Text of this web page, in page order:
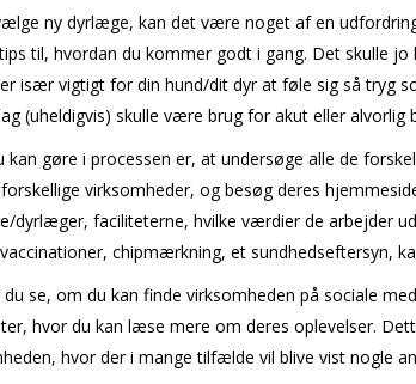
ny dyrlæge, kan det være noget af en
til, hvordan du kommer godt i gang. Det skulle
især vigtigt for din hund/dit dyr at føle sig så tryg
(uheldigvis) skulle være brug for akut eller
kan gøre i processen er, at undersøge alle de
virksomheder, og besøg deres
dyrlæger, faciliteterne, hvilke værdier de arbejder
chipmærkning, et sundhedseftersyn,
se, om du kan finde virksomheden på sociale
hvor du kan læse mere om deres oplevelser.
hvor der i mange tilfælde vil blive vist nogle